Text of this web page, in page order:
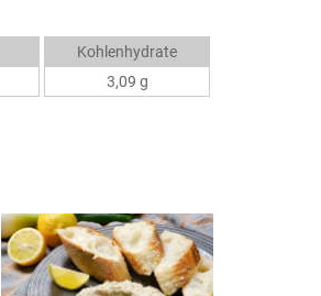
Kohlenhydrate
3,09 g